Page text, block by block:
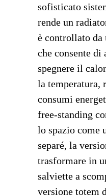
sofisticato
rende un
è controllato da
che consente di
spegnere il
la temperatura,
consumi
free-standing
lo spazio come
separé, la
trasformare in
salviette a
versione totem